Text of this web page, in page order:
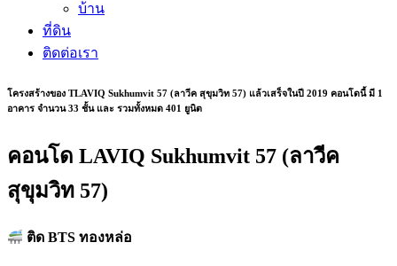
บ้าน
ที่ดิน
ติดต่อเรา
โครงสร้างของ TLAVIQ Sukhumvit 57 (ลาวีค สุขุมวิท 57) แล้วเสร็จในปี 2019 คอนโดนี้ มี 1
อาคาร จำนวน 33 ชั้น และ รวมทั้งหมด 401 ยูนิต
คอนโด LAVIQ Sukhumvit 57 (ลาวีค
สุขุมวิท 57)
ติด BTS ทองหล่อ